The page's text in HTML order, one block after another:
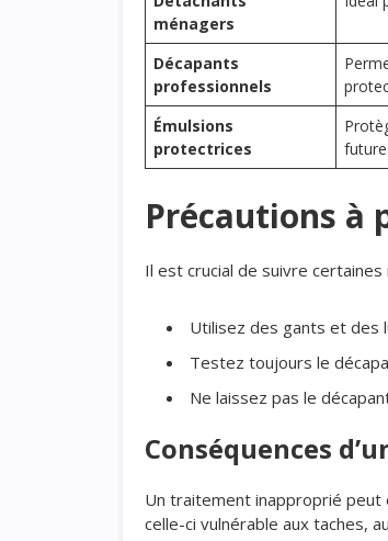
ménagers
Décapants
professionnels
Émulsions
protectrices
Précautions à
Il est crucial de suivre
Utilisez des gants et des
Testez toujours le
Ne laissez pas le
Conséquences
Un traitement inapproprié peut
celle-ci vulnérable aux taches,